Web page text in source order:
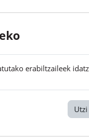
erabiltzaileek
Utzi